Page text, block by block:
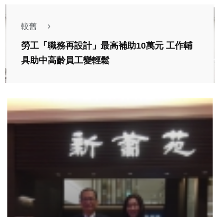
較舊
勞工「職務再設計」最高補助10萬元 工作輔
具助中高齡員工變輕鬆